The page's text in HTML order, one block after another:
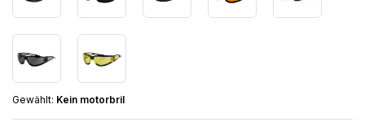
Gewählt: Kein motorbril